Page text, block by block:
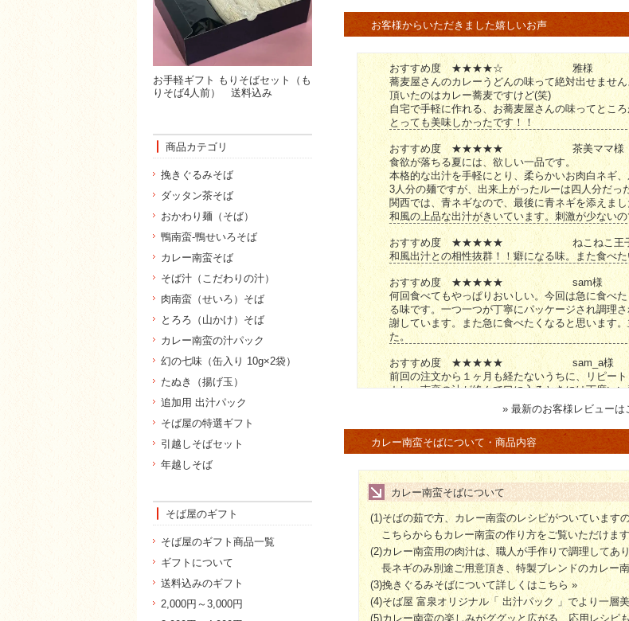
お客様からいただきました嬉しいお声
おすすめ度 ★★★★☆
雅様
蕎麦屋さんのカレーうどんの味って絶対出せませ
頂いたのはカレー蕎麦ですけど(笑)
自宅で手軽に作れる、お蕎麦屋さんの味ってところ
とっても美味しかったです！！
おすすめ度 ★★★★★
茶美ママ様
食欲が落ちる夏には、欲しい一品です。
本格的な出汁を手軽にとり、柔らかいお肉白ネギ
3人分の麺ですが、出来上がったルーは四人分だ
関西では、青ネギなので、最後に青ネギを添えまし
和風の上品な出汁がきいています。刺激が少ない
おすすめ度 ★★★★★
ねこねこ王
和風出汁との相性抜群！！癖になる味。また食べ
おすすめ度 ★★★★★
sam様
何回食べてもやっぱりおいしい。今回は急に食べ
る味です。一つ一つが丁寧にパッケージされ調理
謝しています。また急に食べたくなると思います
た。
おすすめ度 ★★★★★
sam_a様
前回の注文から１ヶ月も経たないうちに、リピー
カレー南蛮の汁が絡んで口に入るときには丁度い
～(*´∇｀*)今回は、職場の人達も一緒に注文した
す。中には５歳の子供が麺を二人分食べたようで
おすすめ度 ★★★★★
東京都 H様
カレーうどんを初めて注文しました。
ずーっと探し求めていた一品でした。
2人家族で６食頼んで、毎日飽きずに頂きました。
今後もカレーうどんは勿論の事、他も色々試して
おすすめ度 ★★★★★
けいこ様
細めの素直なお蕎麦なのでカレー南蛮も
ぜんぜん違和感ないどころかとても美味しかった
カレー粉は指示に従って冷たいだし汁で溶いたの
少し量が少なめのだし汁で溶いたのでちょっとだ
余裕で大丈夫でした(^^;)
とろみの少しついたお蕎麦屋さんのカレー南蛮で
饂飩も絶対美味しいと思います。次はお饂飩で！
» 最新のお客様レビュー
カレー南蛮そばについて・商品内容
カレー南蛮そばについて
(1)そばの茹で方、カレー南蛮のレシピがついています
こちらからもカレー南蛮の作り方をご覧いただけま
(2)カレー南蛮用の肉汁は、職人が手作りで調理してあ
長ネギのみ別途ご用意頂き、特製ブレンドのカレー
(3)挽きぐるみそばについて詳しくはこちら »
(4)そば屋 富泉オリジナル「 出汁パック 」でより一層
(5)カレー南蛮の楽しみがググッと広がる、応用レシピ
お手軽ギフト もりそばセット（も
りそば4人前） 送料込み
商品カテゴリ
挽きぐるみそば
ダッタン茶そば
おかわり麺（そば）
鴨南蛮-鴨せいろそば
カレー南蛮そば
そば汁（こだわりの汁）
肉南蛮（せいろ）そば
とろろ（山かけ）そば
カレー南蛮の汁パック
幻の七味（缶入り 10g×2袋）
たぬき（揚げ玉）
追加用 出汁パック
そば屋の特選ギフト
引越しそばセット
年越しそば
そば屋のギフト
そば屋のギフト商品一覧
ギフトについて
送料込みのギフト
2,000円～3,000円